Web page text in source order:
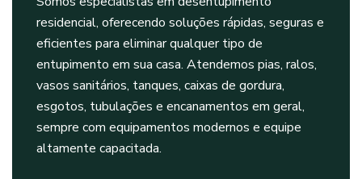
residencial, oferecendo soluções rápidas, seguras e
eficientes para eliminar qualquer tipo de
entupimento em sua casa. Atendemos pias, ralos,
vasos sanitários, tanques, caixas de gordura,
esgotos, tubulações e encanamentos em geral,
sempre com equipamentos modernos e equipe
altamente capacitada.